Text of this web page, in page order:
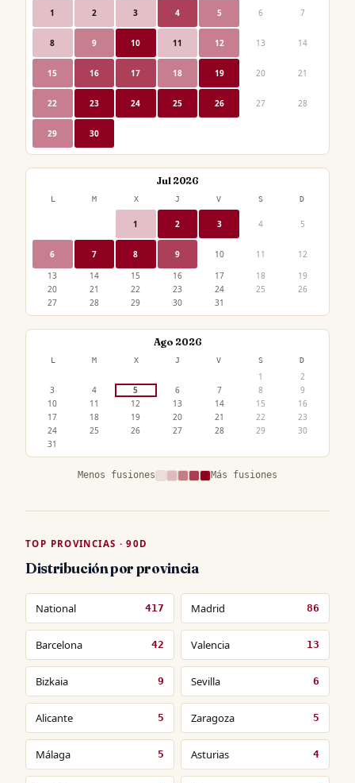
1 2 3 4 5 6 7
8 9 10 11 12 13 14
15 16 17 18 19 20 21
22 23 24 25 26 27 28
29 30
Jul 2026
L M X J V S D
1 2 3 4 5
6 7 8 9 10 11
12
13
14 15 16 17 18
19
20
21 22 23 24 25
26
27
28 29 30 31
Ago 2026
L M X J V S D
1
2
3
4 5 6 7 8
9
10
11 12 13 14 15
16
17
18 19 20 21 22
23
24
25 26 27 28 29
30
31
Menos fusiones Más fusiones
TOP PROVINCIAS · 90D
Distribución por provincia
National 417 Madrid 86
Barcelona 42 Valencia 13
Bizkaia 9 Sevilla 6
Alicante 5 Zaragoza 5
Málaga 5 Asturias 4